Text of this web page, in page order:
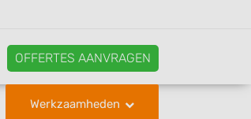
OFFERTES AANVRAGEN
Werkzaamheden